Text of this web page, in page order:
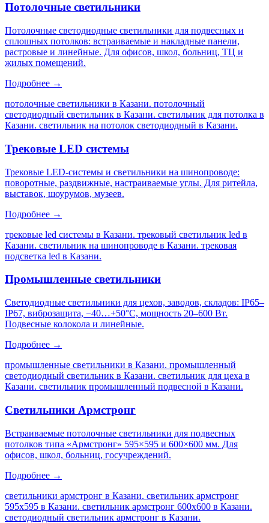
Потолочные светильники
Потолочные светодиодные светильники для подвесных и
сплошных потолков: встраиваемые и накладные панели,
растровые и линейные. Для офисов, школ, больниц, ТЦ и
жилых помещений.
Подробнее →
потолочные светильники в Казани. потолочный
светодиодный светильник в Казани. светильник для потолка в
Казани. светильник на потолок светодиодный в Казани.
Трековые LED системы
Трековые LED-системы и светильники на шинопроводе:
поворотные, раздвижные, настраиваемые углы. Для ритейла,
выставок, шоурумов, музеев.
Подробнее →
трековые led системы в Казани. трековый светильник led в
Казани. светильник на шинопроводе в Казани. трековая
подсветка led в Казани.
Промышленные светильники
Светодиодные светильники для цехов, заводов, складов: IP65–
IP67, виброзащита, −40…+50°C, мощность 20–600 Вт.
Подвесные колокола и линейные.
Подробнее →
промышленные светильники в Казани. промышленный
светодиодный светильник в Казани. светильник для цеха в
Казани. светильник промышленный подвесной в Казани.
Светильники Армстронг
Встраиваемые потолочные светильники для подвесных
потолков типа «Армстронг» 595×595 и 600×600 мм. Для
офисов, школ, больниц, госучреждений.
Подробнее →
светильники армстронг в Казани. светильник армстронг
595х595 в Казани. светильник армстронг 600х600 в Казани.
светодиодный светильник армстронг в Казани.